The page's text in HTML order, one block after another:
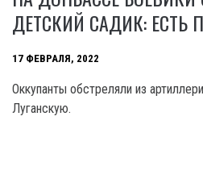
ДЕТСКИЙ САДИК: ЕСТЬ
17 ФЕВРАЛЯ, 2022
Оккупанты обстреляли из
Луганскую.